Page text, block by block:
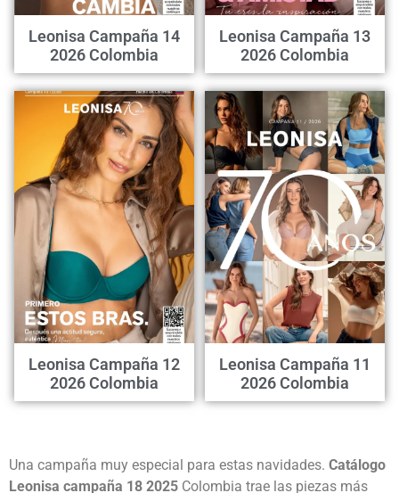
Leonisa Campaña 14
2026 Colombia
Leonisa Campaña 13
2026 Colombia
Leonisa Campaña 12
2026 Colombia
Leonisa Campaña 11
2026 Colombia
Una campaña muy especial para estas navidades. Catálogo
Leonisa campaña 18 2025 Colombia trae las piezas más